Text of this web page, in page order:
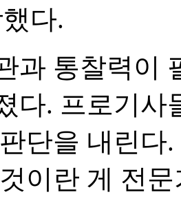
다.
과 통찰력이
다. 프로기사
단을 내린다
이란 게 전